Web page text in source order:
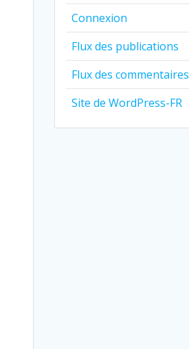
Connexion
Flux des publications
Flux des commentaires
Site de WordPress-FR